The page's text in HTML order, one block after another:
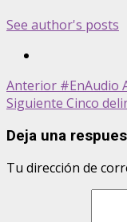
See author's posts
Post
navigation
Anterior #EnAudio
Siguiente Cinco
Deja una
Tu dirección de